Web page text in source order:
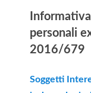
personali
2016/679
Soggetti